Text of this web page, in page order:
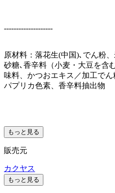
--------------------
原材料：落花生(中国)､でん粉
砂糖､香辛料（小麦・大豆を含
味料、かつおエキス／加工で
パプリカ色素、香辛料抽出物
もっと見る
販売元
カクヤス
もっと見る